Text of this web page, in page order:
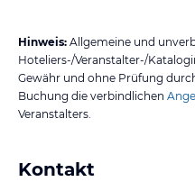
Hinweis: Allgemeine und
Hoteliers-/Veranstalter-/
Gewähr und ohne Prüfung
Buchung die verbindlichen
Veranstalters.
Kontakt